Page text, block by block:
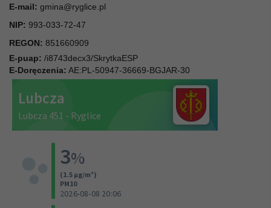
E-mail: gmina@ryglice.pl
NIP: 993-033-72-47
REGON: 851660909
E-puap: /i8743decx3/SkrytkaESP
E-Doręczenia: AE:PL-50947-36669-BGJAR-30